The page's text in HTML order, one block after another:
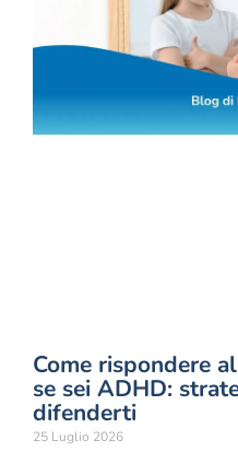
Come rispondere
se sei ADHD:
difenderti
25 Luglio 2026